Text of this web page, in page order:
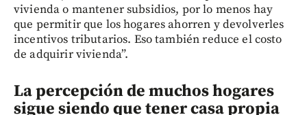
vivienda o mantener subsidios, por lo menos hay
que permitir que los hogares ahorren y devolverles
incentivos tributarios. Eso también reduce el costo
de adquirir vivienda”.
La percepción de muchos hogares
sigue siendo que tener casa propia